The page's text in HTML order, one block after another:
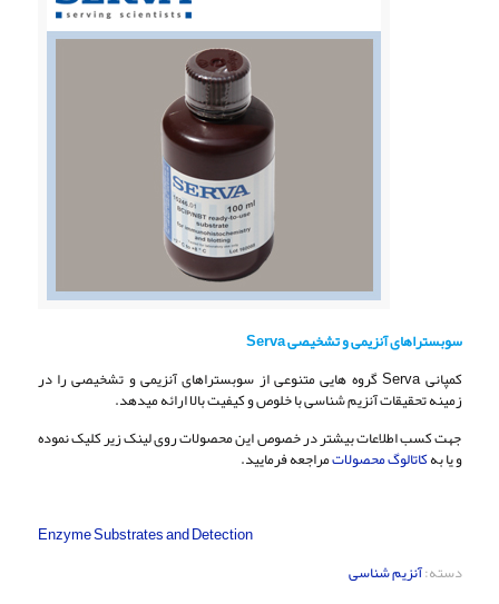
سوبستراهای آنزیمی و تشخیصی Serva
کمپانی Serva گروه هایی متنوعی از سوبستراهای آنزیمی و تشخیصی را در
زمینه تحقیقات آنزیم شناسی با خلوص و کیفیت بالا ارائه میدهد.
جهت کسب اطلاعات بیشتر در خصوص این محصولات روی لینک زیر کلیک نموده
و یا بهکاتالوگ محصولاتمراجعه فرمایید.
Enzyme Substrates and Detection
دسته:آنزیم شناسی